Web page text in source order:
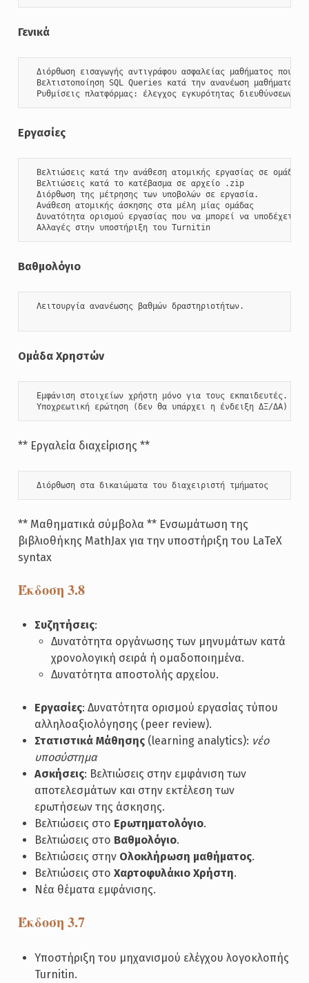
Γενικά
Διόρθωση εισαγωγής αντιγράφου ασφαλείας μαθήματος που
  Βελτιστοποίηση SQL Queries κατά την ανανέωση μαθήματος
Ρυθμίσεις πλατφόρμας: έλεγχος εγκυρότητας διευθύνσεων
Εργασίες
  Βελτιώσεις κατά την ανάθεση ατομικής εργασίας σε ομάδες.
  Βελτιώσεις κατά το κατέβασμα σε αρχείο .zip
  Διόρθωση της μέτρησης των υποβολών σε εργασία.
  Ανάθεση ατομικής άσκησης στα μέλη μίας ομάδας
Δυνατότητα ορισμού εργασίας που να μπορεί να
  Αλλαγές στην υποστήριξη του Turnitin
Βαθμολόγιο
  Λειτουργία ανανέωσης βαθμών δραστηριοτήτων.
Ομάδα Χρηστών
  Εμφάνιση στοιχείων χρήστη μόνο για τους εκπαιδευτές.
  Υποχρεωτική ερώτηση (δεν θα υπάρχει η ένδειξη ΔΞ/ΔΑ)
** Εργαλεία διαχείρισης **
  Διόρθωση στα δικαιώματα του διαχειριστή τμήματος
** Μαθηματικά σύμβολα ** Ενσωμάτωση της
βιβλιοθήκης MathJax για την υποστήριξη του LaTeX
syntax
Έκδοση 3.8
Συζητήσεις:
Δυνατότητα οργάνωσης των μηνυμάτων κατά
χρονολογική σειρά ή ομαδοποιημένα.
Δυνατότητα αποστολής αρχείου.
Εργασίες: Δυνατότητα ορισμού εργασίας τύπου
αλληλοαξιολόγησης (peer review).
Στατιστικά Μάθησης(learning analytics): νέο
υποσύστημα
Ασκήσεις: Βελτιώσεις στην εμφάνιση των
αποτελεσμάτων και στην εκτέλεση των
ερωτήσεων της άσκησης.
Βελτιώσεις στο Ερωτηματολόγιο.
Βελτιώσεις στο Βαθμολόγιο.
Βελτιώσεις στην Ολοκλήρωση μαθήματος.
Βελτιώσεις στο Χαρτοφυλάκιο Χρήστη.
Νέα θέματα εμφάνισης.
Έκδοση 3.7
Υποστήριξη του μηχανισμού ελέγχου λογοκλοπής
Turnitin.